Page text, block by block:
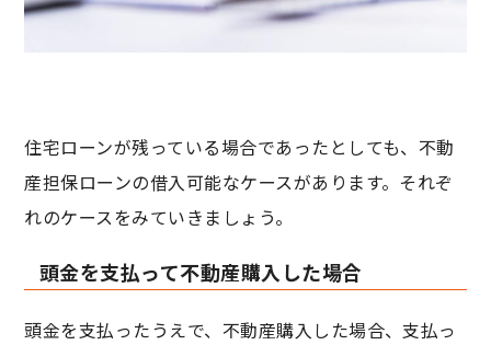
住宅ローンが残っている場合であったとしても、不動
産担保ローンの借入可能なケースがあります。それぞ
れのケースをみていきましょう。
頭金を支払って不動産購入した場合
頭金を支払ったうえで、不動産購入した場合、支払っ